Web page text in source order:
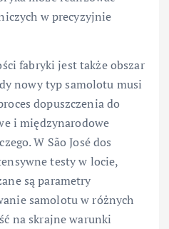
w precyzyjnie
fabryki jest także obszar
nowy typ samolotu musi
dopuszczenia do
i międzynarodowe
W São José dos
testy w locie,
są parametry
samolotu w różnych
na skrajne warunki